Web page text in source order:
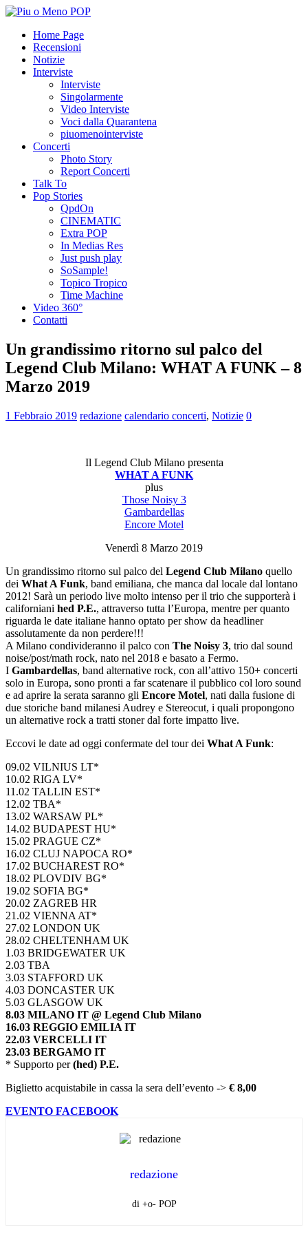
Home Page
Recensioni
Notizie
Interviste
Interviste
Singolarmente
Video Interviste
Voci dalla Quarantena
piuomenointerviste
Concerti
Photo Story
Report Concerti
Talk To
Pop Stories
QpdOn
CINEMATIC
Extra POP
In Medias Res
Just push play
SoSample!
Topico Tropico
Time Machine
Video 360°
Contatti
Un grandissimo ritorno sul palco del
Legend Club Milano: WHAT A FUNK – 8
Marzo 2019
1 Febbraio 2019 redazione calendario concerti, Notizie 0
Il Legend Club Milano presenta
WHAT A FUNK
plus
Those Noisy 3
Gambardellas
Encore Motel
Venerdì 8 Marzo 2019
Un grandissimo ritorno sul palco del Legend Club Milano quello
dei What A Funk, band emiliana, che manca dal locale dal lontano
2012! Sarà un periodo live molto intenso per il trio che supporterà i
californiani hed P.E., attraverso tutta l’Europa, mentre per quanto
riguarda le date italiane hanno optato per show da headliner
assolutamente da non perdere!!!
A Milano condivideranno il palco con The Noisy 3, trio dal sound
noise/post/math rock, nato nel 2018 e basato a Fermo.
I Gambardellas, band alternative rock, con all’attivo 150+ concerti
solo in Europa, sono pronti a far scatenare il pubblico col loro sound
e ad aprire la serata saranno gli Encore Motel, nati dalla fusione di
due storiche band milanesi Audrey e Stereocut, i quali propongono
un alternative rock a tratti stoner dal forte impatto live.
Eccovi le date ad oggi confermate del tour dei What A Funk:
09.02 VILNIUS LT*
10.02 RIGA LV*
11.02 TALLIN EST*
12.02 TBA*
13.02 WARSAW PL*
14.02 BUDAPEST HU*
15.02 PRAGUE CZ*
16.02 CLUJ NAPOCA RO*
17.02 BUCHAREST RO*
18.02 PLOVDIV BG*
19.02 SOFIA BG*
20.02 ZAGREB HR
21.02 VIENNA AT*
27.02 LONDON UK
28.02 CHELTENHAM UK
1.03 BRIDGEWATER UK
2.03 TBA
3.03 STAFFORD UK
4.03 DONCASTER UK
5.03 GLASGOW UK
8.03 MILANO IT @ Legend Club Milano
16.03 REGGIO EMILIA IT
22.03 VERCELLI IT
23.03 BERGAMO IT
* Supporto per(hed) P.E.
Biglietto acquistabile in cassa la sera dell’evento -> € 8,00
EVENTO FACEBOOK
redazione
di +o- POP